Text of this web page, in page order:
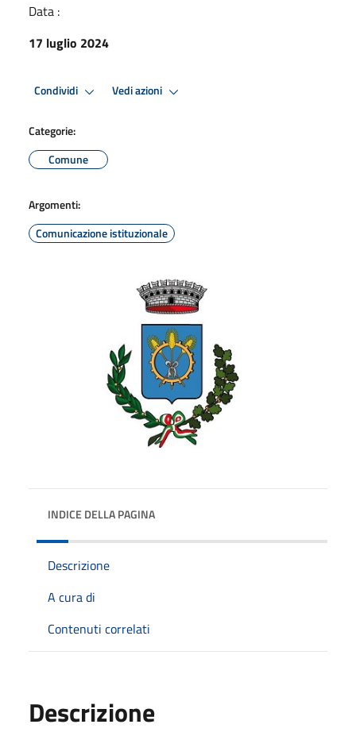
Data :
17 luglio 2024
Condividi Vedi azioni
Categorie:
Comune
Argomenti:
Comunicazione istituzionale
INDICE DELLA PAGINA
Descrizione
A cura di
Contenuti correlati
Descrizione